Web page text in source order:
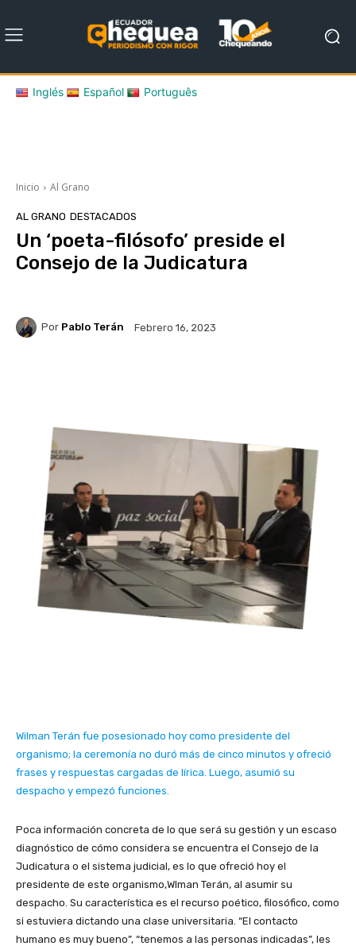
Inglés Español Português
Inicio Al Grano
AL GRANO DESTACADOS
Un ‘poeta-filósofo’ preside el
Consejo de la Judicatura
Por Pablo Terán Febrero 16, 2023
Wilman Terán fue posesionado hoy como presidente del
organismo; la ceremonía no duró más de cinco minutos y ofreció
frases y respuestas cargadas de lírica. Luego, asumió su
despacho y empezó funciones.
Poca información concreta de lo que será su gestión y un escaso
diagnóstico de cómo considera se encuentra el Consejo de la
Judicatura o el sistema judicial, es lo que ofreció hoy el
presidente de este organismo,Wlman Terán, al asumir su
despacho. Su característica es el recurso poético, filosófico, como
si estuviera dictando una clase universitaria. “El contacto
humano es muy bueno”, “tenemos a las personas indicadas”, les